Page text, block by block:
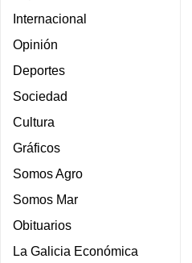
Internacional
Opinión
Deportes
Sociedad
Cultura
Gráficos
Somos Agro
Somos Mar
Obituarios
La Galicia Económica